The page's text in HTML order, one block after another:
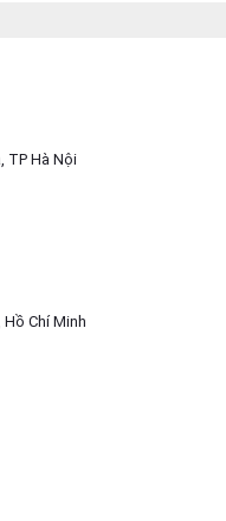
TP Hà Nội
Chí Minh